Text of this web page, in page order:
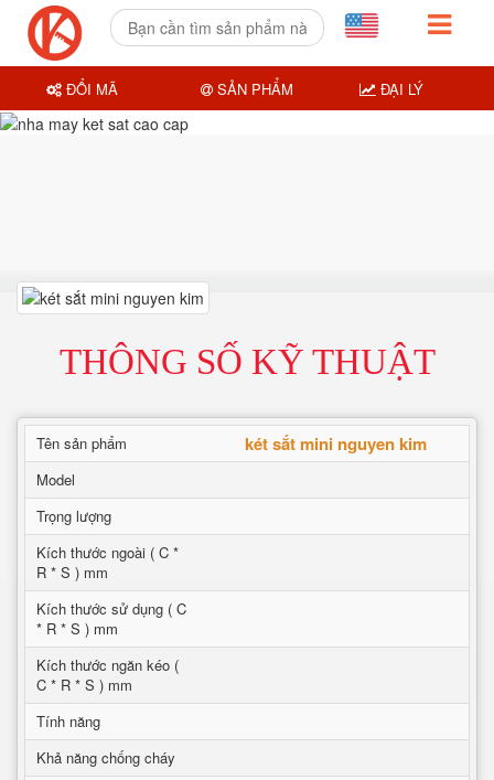
THÔNG SỐ KỸ THUẬT
Tên sản phẩm két sắt mini nguyen kim
Model
Trọng lượng
Kích thước ngoài ( C *
R * S ) mm
Kích thước sử dụng ( C
* R * S ) mm
Kích thước ngăn kéo (
C * R * S ) mm
Tính năng
Khả năng chống cháy
ĐỔI MÃ SẢN PHẨM ĐẠI LÝ